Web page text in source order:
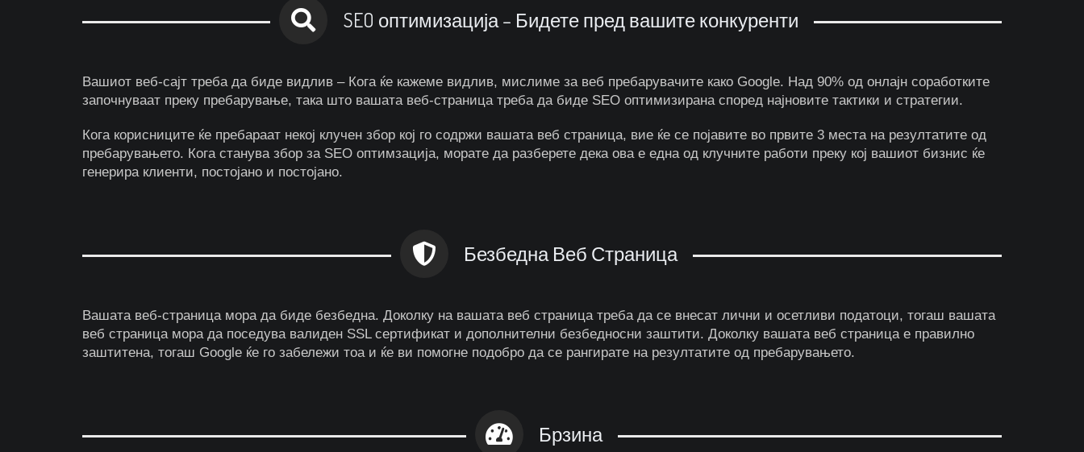
SEO оптимизација – Бидете пред вашите конкуренти
Вашиот веб-сајт треба да биде видлив – Кога ќе кажеме видлив, мислиме за веб пребарувачите како Google. Над 90% од онлајн соработките
започнуваат преку пребарување, така што вашата веб-страница треба да биде SEO оптимизирана според најновите тактики и стратегии.
Кога корисниците ќе пребараат некој клучен збор кој го содржи вашата веб страница, вие ќе се појавите во првите 3 места на резултатите од
пребарувањето. Кога станува збор за SEO оптимзација, морате да разберете дека ова е една од клучните работи преку кој вашиот бизнис ќе
генерира клиенти, постојано и постојано.
Безбедна Веб Страница
Вашата веб-страница мора да биде безбедна. Доколку на вашата веб страница треба да се внесат лични и осетливи податоци, тогаш вашата
веб страница мора да поседува валиден SSL сертификат и дополнителни безбедносни заштити. Доколку вашата веб страница е правилно
заштитена, тогаш Google ќе го забележи тоа и ќе ви помогне подобро да се рангирате на резултатите од пребарувањето.
Брзина